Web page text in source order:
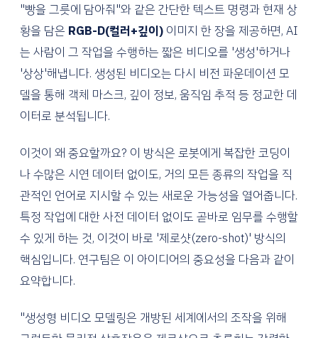
"빵을 그릇에 담아줘"와 같은 간단한 텍스트 명령과 현재 상
황을 담은 RGB-D(컬러+깊이) 이미지 한 장을 제공하면, AI
는 사람이 그 작업을 수행하는 짧은 비디오를 '생성'하거나
'상상'해냅니다. 생성된 비디오는 다시 비전 파운데이션 모
델을 통해 객체 마스크, 깊이 정보, 움직임 추적 등 정교한 데
이터로 분석됩니다.
이것이 왜 중요할까요? 이 방식은 로봇에게 복잡한 코딩이
나 수많은 시연 데이터 없이도, 거의 모든 종류의 작업을 직
관적인 언어로 지시할 수 있는 새로운 가능성을 열어줍니다.
특정 작업에 대한 사전 데이터 없이도 곧바로 임무를 수행할
수 있게 하는 것, 이것이 바로 '제로샷(zero-shot)' 방식의
핵심입니다. 연구팀은 이 아이디어의 중요성을 다음과 같이
요약합니다.
"생성형 비디오 모델링은 개방된 세계에서의 조작을 위해